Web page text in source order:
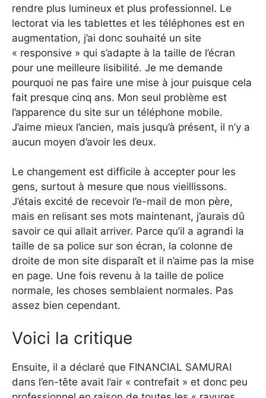
rendre plus lumineux et plus professionnel. Le
lectorat via les tablettes et les téléphones est en
augmentation, j’ai donc souhaité un site
« responsive » qui s’adapte à la taille de l’écran
pour une meilleure lisibilité. Je me demande
pourquoi ne pas faire une mise à jour puisque cela
fait presque cinq ans. Mon seul problème est
l’apparence du site sur un téléphone mobile.
J’aime mieux l’ancien, mais jusqu’à présent, il n’y a
aucun moyen d’avoir les deux.
Le changement est difficile à accepter pour les
gens, surtout à mesure que nous vieillissons.
J’étais excité de recevoir l’e-mail de mon père,
mais en relisant ses mots maintenant, j’aurais dû
savoir ce qui allait arriver. Parce qu’il a agrandi la
taille de sa police sur son écran, la colonne de
droite de mon site disparaît et il n’aime pas la mise
en page. Une fois revenu à la taille de police
normale, les choses semblaient normales. Pas
assez bien cependant.
Voici la critique
Ensuite, il a déclaré que FINANCIAL SAMURAI
dans l’en-tête avait l’air « contrefait » et donc peu